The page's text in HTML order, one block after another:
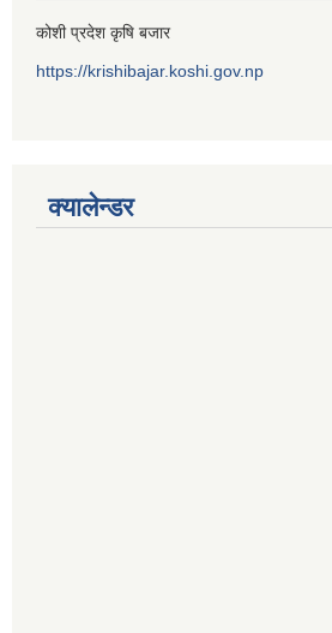
कोशी प्रदेश कृषि बजार
https://krishibajar.koshi.gov.np
क्यालेन्डर